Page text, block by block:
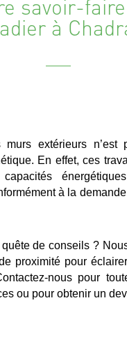
savoir-
à
murs extérieurs n’est
En effet, ces
à la
de conseils ?
proximité pour
nous pour
ou pour obtenir un